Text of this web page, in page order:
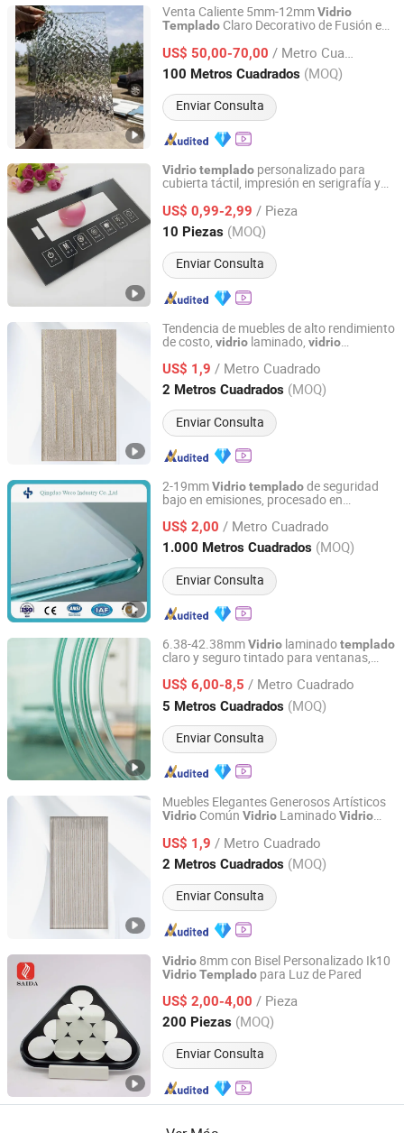
Venta Caliente 5mm-12mmVidrio
Templado Claro Decorativo de Fusión en
US$ 50,00-70,00 / Metro Cuadrado
100 Metros Cuadrados (MOQ)
Enviar Consulta
SHAHE CITY FANYUAN GLASS CO., LTD.
Hebei, China Desde 2018
Vidriotemplado personalizado para
cubierta táctil, impresión en serigrafía y
US$ 0,99-2,99 / Pieza
10 Piezas (MOQ)
Enviar Consulta
Shanghai Wuyong Glass Co., Ltd.
Shanghai, China Desde 2025
Tendencia de muebles de alto rendimiento
de costo, vidrio laminado, vidrio
vidrioresistente a la deformación,
de división de espacios
US$ 1,9 / Metro Cuadrado
2 Metros Cuadrados (MOQ)
Enviar Consulta
Tengzhou Jinyiming Glass Co., Ltd.
Shandong, China Desde 2025
2-19mmVidriotempladode seguridad
bajo en emisiones, procesado en
laminado, pulido, curvado, para muebles,
ventanas y puertas
US$ 2,00 / Metro Cuadrado
1.000 Metros Cuadrados (MOQ)
Enviar Consulta
Qingdao Weco Industry Co., Ltd
Shandong, China Desde 2025
6.38-42.38mmVidrio laminadotemplado
claro y seguro tintado para ventanas,
barandillas, construcción yvidriode
edificios con película PVB/Sgp
US$ 6,00-8,5 / Metro Cuadrado
5 Metros Cuadrados (MOQ)
Enviar Consulta
Qingdao Tsing Glass Co., Ltd.
Shandong, China Desde 2017
Muebles Elegantes Generosos Artísticos
Vidrio Común Vidrio LaminadoVidrio
Vidrio para MueblesVidriode División de
Espacio
Vidrio Placa
US$ 1,9 / Metro Cuadrado
2 Metros Cuadrados (MOQ)
Enviar Consulta
Tengzhou Jinyiming Glass Co., Ltd.
Shandong, China Desde 2025
Vidrio 8mm con Bisel Personalizado Ik10
VidrioTemplado para Luz de Pared
US$ 2,00-4,00 / Pieza
200 Piezas (MOQ)
Enviar Consulta
DONGGUAN SAIDA GLASS CO.,LTD
Guangdong, China Desde 2018